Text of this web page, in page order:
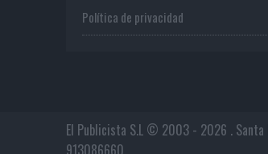
Política de privacidad
El Publicista S.L © 2003 - 2026 . Santa
913086660.